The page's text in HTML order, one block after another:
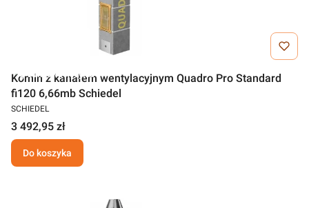
Darmowa wysyłka
Komin z kanałem wentylacyjnym Quadro Pro Standard
fi120 6,66mb Schiedel
SCHIEDEL
3 492,95 zł
Do koszyka